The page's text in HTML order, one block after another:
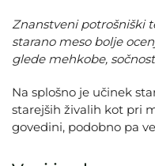
Znanstveni potrošniški
starano meso bolje
glede mehkobe,
Na splošno je učinek
starejših živalih kot pri
govedini, podobno pa